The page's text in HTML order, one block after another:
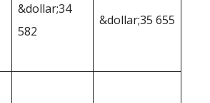
&dollar;34
582
&dollar;35 655